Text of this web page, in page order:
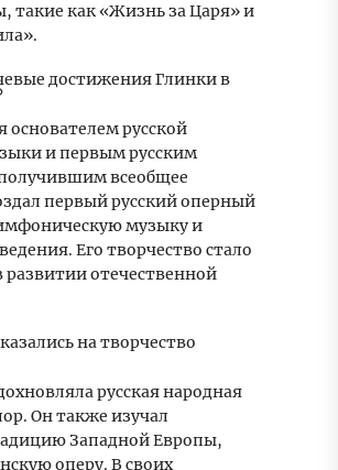
такие как «Жизнь за Царя» и
достижения Глинки в
основателем русской
и первым русским
всеобщее
первый русский оперный
музыку и
Его творчество стало
отечественной
на творчество
русская народная
Он также изучал
Западной Европы,
оперу. В своих